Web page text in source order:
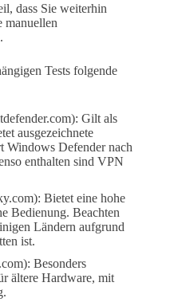
dass Sie weiterhin
manuellen
Tests folgende
Gilt als
ausgezeichnete
Windows Defender nach
enthalten sind VPN
Bietet eine hohe
Bedienung. Beachten
Ländern aufgrund
ist.
Besonders
ältere Hardware, mit